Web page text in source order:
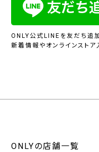
ONLY公式LINEを友だち追加
新着情報やオンラインストア
ONLYの店舗一覧